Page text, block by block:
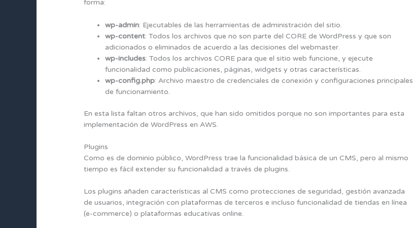
forma:
wp-admin: Ejecutables de las herramientas de administración del sitio.
wp-content: Todos los archivos que no son parte del CORE de WordPress y que son
adicionados o eliminados de acuerdo a las decisiones del webmaster.
wp-includes: Todos los archivos CORE para que el sitio web funcione, y ejecute
funcionalidad como publicaciones, páginas, widgets y otras características.
wp-config.php: Archivo maestro de credenciales de conexión y configuraciones principales
de funcionamiento.
En esta lista faltan otros archivos, que han sido omitidos porque no son importantes para esta
implementación de WordPress en AWS.
Plugins
Como es de dominio público, WordPress trae la funcionalidad básica de un CMS, pero al mismo
tiempo es fácil extender su funcionalidad a través de plugins.
Los plugins añaden características al CMS como protecciones de seguridad, gestión avanzada
de usuarios, integración con plataformas de terceros e incluso funcionalidad de tiendas en línea
(e-commerce) o plataformas educativas online.